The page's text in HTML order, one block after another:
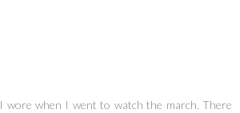
when I went to watch the march. There